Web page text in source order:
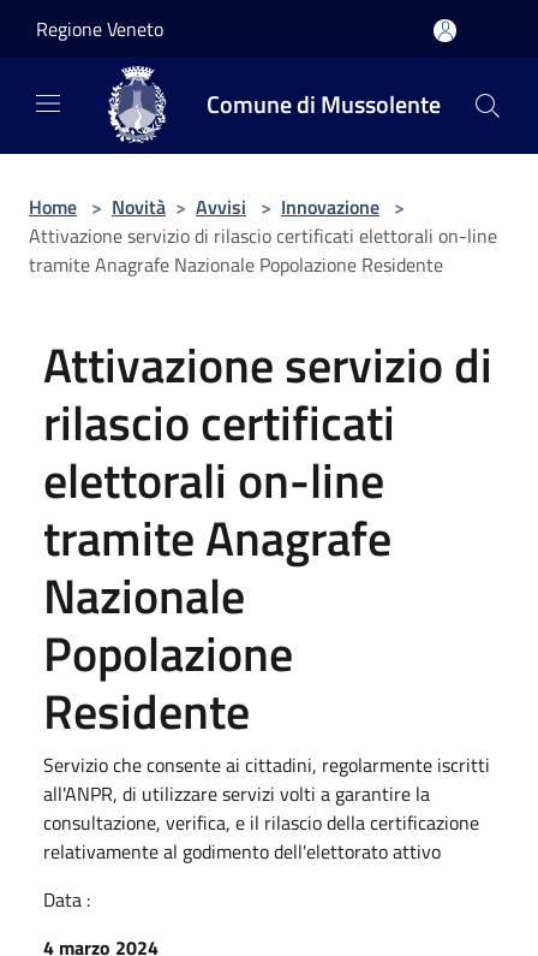
Regione Veneto
Comune di Mussolente
Home > Novità > Avvisi > Innovazione >
Attivazione servizio di rilascio certificati elettorali on-line
tramite Anagrafe Nazionale Popolazione Residente
Attivazione servizio di
rilascio certificati
elettorali on-line
tramite Anagrafe
Nazionale
Popolazione
Residente
Servizio che consente ai cittadini, regolarmente iscritti
all'ANPR, di utilizzare servizi volti a garantire la
consultazione, verifica, e il rilascio della certificazione
relativamente al godimento dell'elettorato attivo
Data :
4 marzo 2024